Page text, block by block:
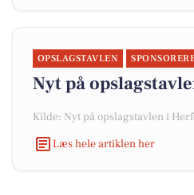
OPSLAGSTAVLEN
Nyt på
Kilde: Nyt på opslagstavlen i
Læs hele artiklen her